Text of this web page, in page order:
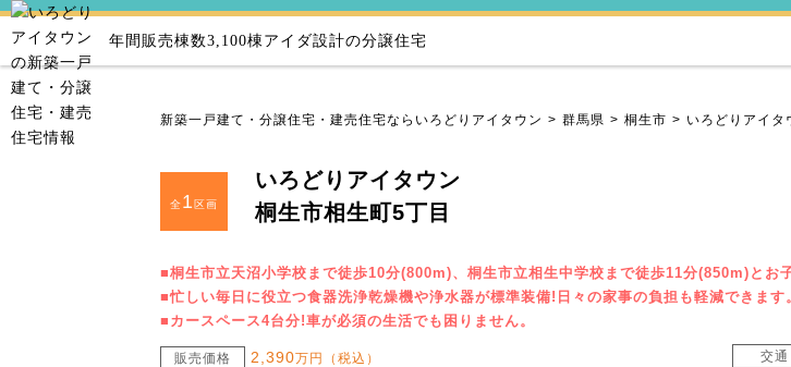
年間販売棟数3,100棟アイダ設計の分譲住宅
新築一戸建て・分譲住宅・建売住宅ならいろどりアイタウン 群馬県 桐生市 いろどりアイタ
全1区画
いろどりアイタウン
桐生市相生町5丁目
■桐生市立天沼小学校まで徒歩10分(800m)、桐生市立相生中学校まで徒歩11分(850m)とお
■忙しい毎日に役立つ食器洗浄乾燥機や浄水器が標準装備!日々の家事の負担も軽減できます
■カースペース4台分!車が必須の生活でも困りません。
販売価格 2,390万円（税込） 交通